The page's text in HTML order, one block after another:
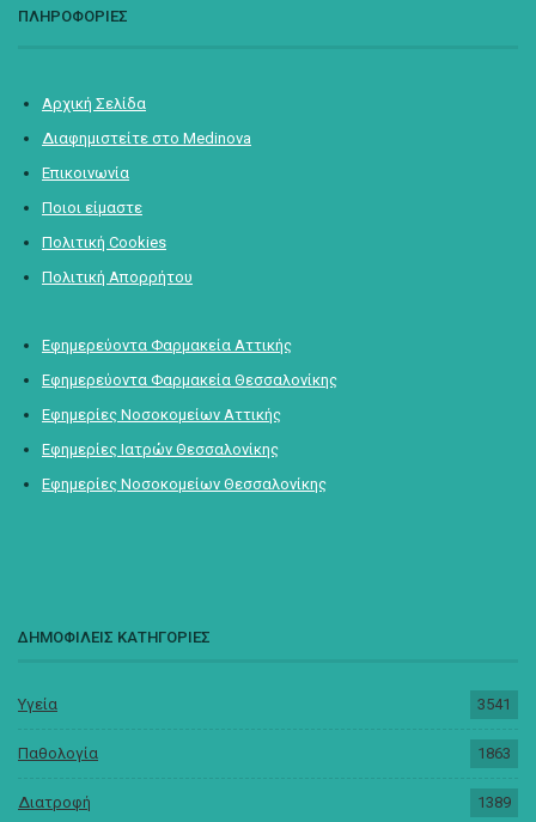
ΠΛΗΡΟΦΟΡΙΕΣ
Αρχική Σελίδα
Διαφημιστείτε στο Medinova
Επικοινωνία
Ποιοι είμαστε
Πολιτική Cookies
Πολιτική Απορρήτου
Εφημερεύοντα Φαρμακεία Αττικής
Εφημερεύοντα Φαρμακεία Θεσσαλονίκης
Εφημερίες Νοσοκομείων Αττικής
Εφημερίες Ιατρών Θεσσαλονίκης
Εφημερίες Νοσοκομείων Θεσσαλονίκης
ΔΗΜΟΦΙΛΕΙΣ ΚΑΤΗΓΟΡΙΕΣ
Υγεία 3541
Παθολογία 1863
Διατροφή 1389